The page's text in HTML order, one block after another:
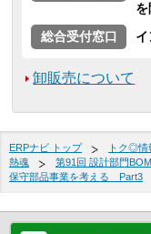
を
総合受付窓口
卸販売について
ERPナビ トップ トク◎情
熱魂
第91回 設計部門
保守部品事業を考える Part3